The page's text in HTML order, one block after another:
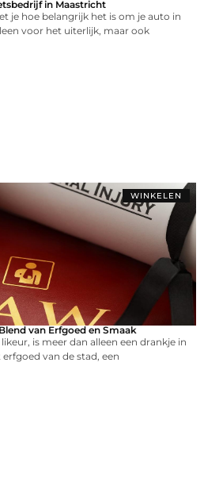
in Maastricht
je hoe belangrijk het is om je auto in
voor het uiterlijk, maar ook
WINKELEN
van Erfgoed en Smaak
is meer dan alleen een drankje in
van de stad, een